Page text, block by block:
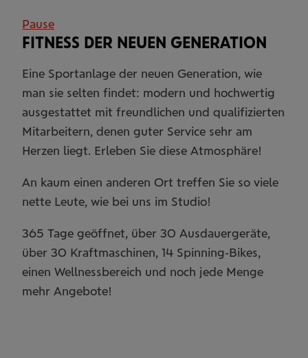
Pause
FITNESS DER NEUEN GENERATION
Eine Sportanlage der neuen Generation, wie
man sie selten findet: modern und hochwertig
ausgestattet mit freundlichen und qualifizierten
Mitarbeitern, denen guter Service sehr am
Herzen liegt. Erleben Sie diese Atmosphäre!
An kaum einen anderen Ort treffen Sie so viele
nette Leute, wie bei uns im Studio!
365 Tage geöffnet, über 30 Ausdauergeräte,
über 30 Kraftmaschinen, 14 Spinning-Bikes,
einen Wellnessbereich und noch jede Menge
mehr Angebote!